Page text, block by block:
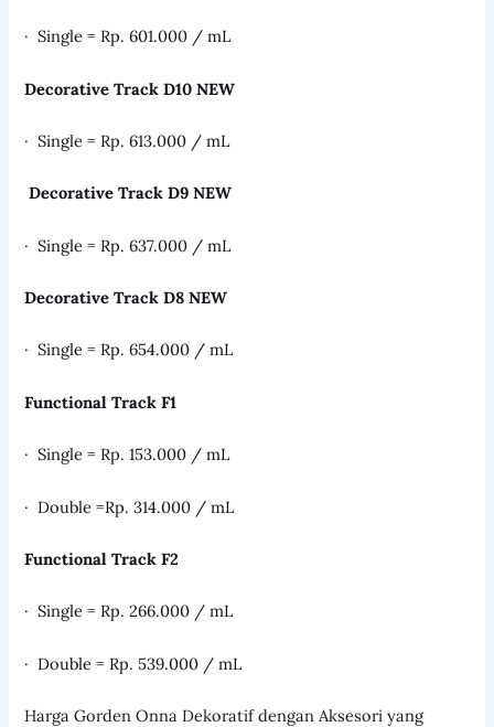
· Single = Rp. 601.000 / mL
Decorative Track D10 NEW
· Single = Rp. 613.000 / mL
Decorative Track D9 NEW
· Single = Rp. 637.000 / mL
Decorative Track D8 NEW
· Single = Rp. 654.000 / mL
Functional Track F1
· Single = Rp. 153.000 / mL
· Double =Rp. 314.000 / mL
Functional Track F2
· Single = Rp. 266.000 / mL
· Double = Rp. 539.000 / mL
Harga Gorden Onna Dekoratif dengan Aksesori yang